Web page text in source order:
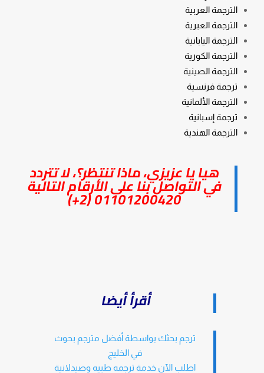
الترجمة العربية
الترجمة العبرية
الترجمة اليابانية
الترجمة الكورية
الترجمة الصينية
ترجمة فرنسية
الترجمة الألمانية
ترجمة إسبانية
الترجمة الهندية
هيا يا عزيزي، ماذا تنتظر؟، لا تتردد
في التواصل بنا على الأرقام التالية
01101200420 (2+)
أقرأ أيضا
ترجم بحثك بواسطة أفضل مترجم بحوث
في الخليج
اطلب الآن خدمة ترجمه طبيه وصيدلانية